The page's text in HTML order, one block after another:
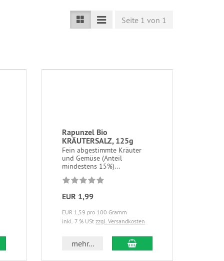
Seite 1 von 1
Rapunzel Bio
KRÄUTERSALZ, 125g
Fein abgestimmte Kräuter
und Gemüse (Anteil
mindestens 15%)...
EUR 1,99
EUR 1,59 pro 100 Gramm
inkl. 7 % UStzzgl. Versandkosten
mehr...